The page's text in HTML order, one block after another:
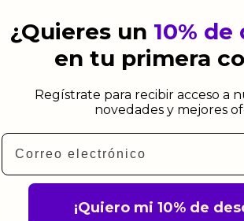
¿Quieres un 10%
en tu primera
Regístrate para recibir acceso a
novedades y mejores
Email
¡Quiero mi 10% de